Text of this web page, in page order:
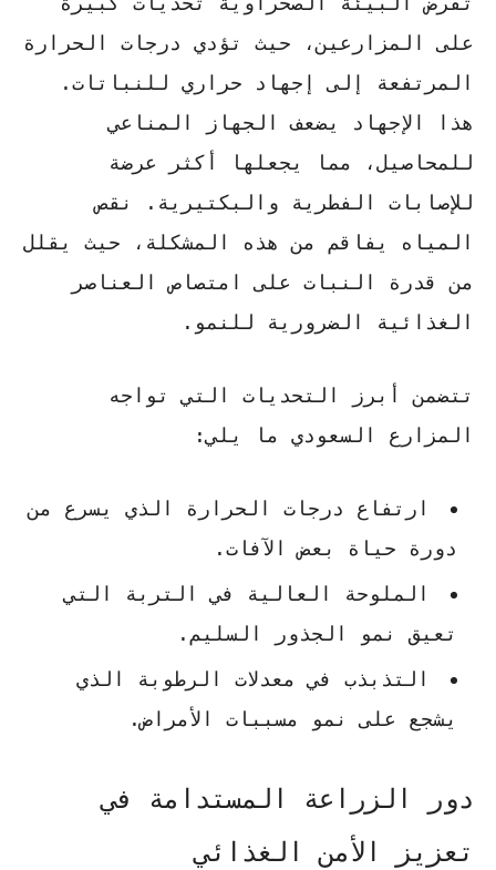
على المزارعين، حيث تؤدي درجات الحرارة
المرتفعة إلى إجهاد حراري للنباتات.
هذا الإجهاد يضعف الجهاز المناعي
للمحاصيل، مما يجعلها أكثر عرضة
للإصابات الفطرية والبكتيرية.
نقص
المياه يفاقم من هذه المشكلة، حيث يقلل
من قدرة النبات على امتصاص العناصر
الغذائية الضرورية للنمو.
تتضمن أبرز التحديات التي تواجه
المزارع السعودي ما يلي:
ارتفاع درجات الحرارة الذي يسرع من
دورة حياة بعض الآفات.
الملوحة العالية في التربة التي
تعيق نمو الجذور السليم.
التذبذب في معدلات الرطوبة الذي
يشجع على نمو مسببات الأمراض.
دور الزراعة المستدامة في
تعزيز الأمن الغذائي